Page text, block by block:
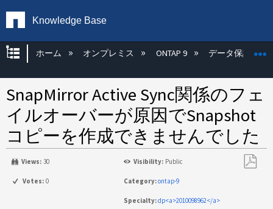
Knowledge Base
グローバル階層を展開/折りたたむ
ホーム オンプレミス ONTAP 9 データ保護
SnapMirror Active Sync関係のフェ
イルオーバーが原因でSnapshot
コピーを作成できませんでした
Views: 30 Visibility: Public
Votes: 0 Category:ontap-9
Specialty:dp<a>2010098962</a>